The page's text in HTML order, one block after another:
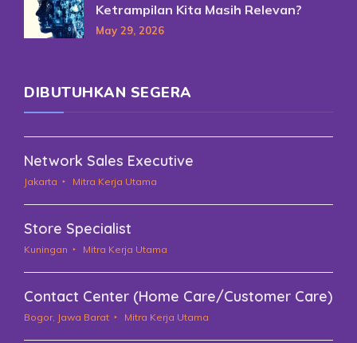
Ketrampilan Kita Masih Relevan?
May 29, 2026
DIBUTUHKAN SEGERA
Network Sales Executive
Jakarta Mitra Kerja Utama
Store Specialist
Kuningan Mitra Kerja Utama
Contact Center (Home Care/Customer Care)
Bogor, Jawa Barat Mitra Kerja Utama